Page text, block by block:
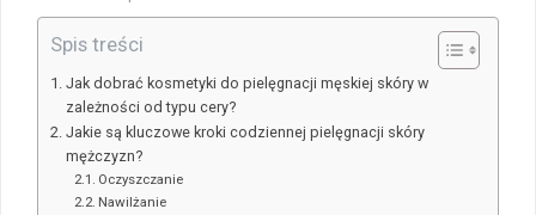
Spis treści
Jak dobrać kosmetyki do pielęgnacji męskiej skóry w
zależności od typu cery?
Jakie są kluczowe kroki codziennej pielęgnacji skóry
mężczyzn?
Oczyszczanie
Nawilżanie